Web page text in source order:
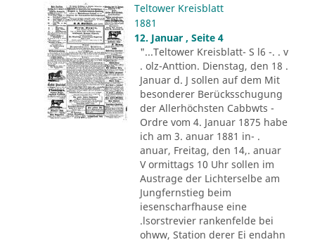
Teltower Kreisblatt
1881
12. Januar , Seite 4
"...Teltower Kreisblatt- S l6 -. . v
. olz-Anttion. Dienstag, den 18 .
Januar d. J sollen auf dem Mit
besonderer Berücksschugung
der Allerhöchsten Cabbwts -
Ordre vom 4. Januar 1875 habe
ich am 3. anuar 1881 in- .
anuar, Freitag, den 14,. anuar
V ormittags 10 Uhr sollen im
Austrage der Lichterselbe am
Jungfernstieg beim
iesenscharfhause eine
.lsorstrevier rankenfelde bei
ohww, Station derer Ei endahn